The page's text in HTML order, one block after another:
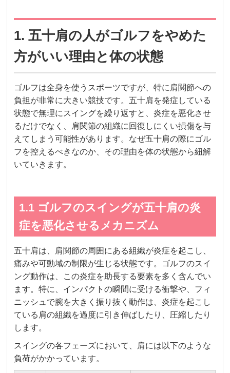
1. 五十肩の人がゴルフをやめた
方がいい理由と体の状態
ゴルフは全身を使うスポーツですが、特に肩関節への
負担が非常に大きい競技です。五十肩を発症している
状態で無理にスイングを繰り返すと、炎症を悪化させ
るだけでなく、肩関節の組織に回復しにくい損傷を与
えてしまう可能性があります。なぜ五十肩の際にゴル
フを控えるべきなのか、その理由を体の状態から紐解
いていきます。
1.1 ゴルフのスイングが五十肩の炎
症を悪化させるメカニズム
五十肩は、肩関節の周囲にある組織が炎症を起こし、
痛みや可動域の制限が生じる状態です。ゴルフのスイ
ング動作は、この炎症を助長する要素を多く含んでい
ます。特に、インパクトの瞬間に受ける衝撃や、フィ
ニッシュで腕を大きく振り抜く動作は、炎症を起こし
ている肩の組織を過度に引き伸ばしたり、圧縮したり
します。
スイングの各フェーズにおいて、肩には以下のような
負荷がかかっています。